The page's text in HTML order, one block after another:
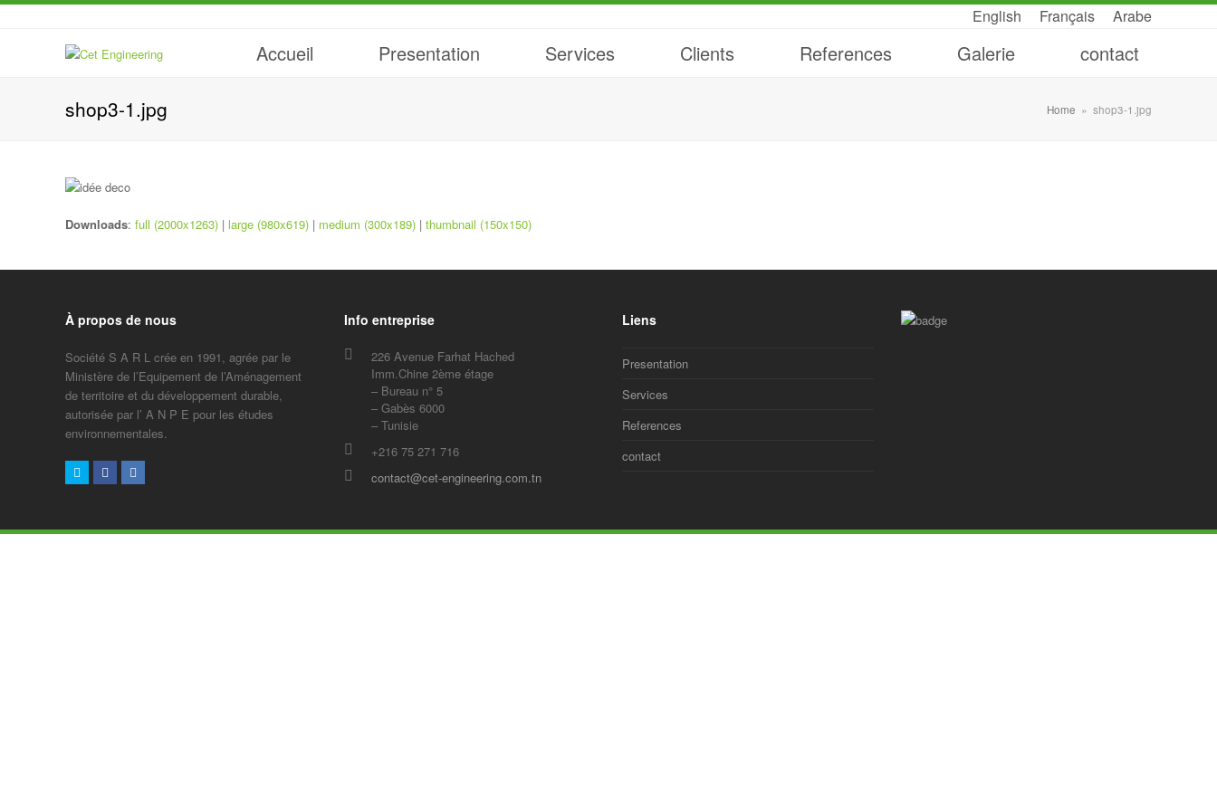
English Français Arabe
Accueil Presentation Services Clients References Galerie contact
shop3-1.jpg Home » shop3-1.jpg
Downloads: full (2000x1263) | large (980x619) | medium (300x189) | thumbnail (150x150)
À propos de nous
Société S A R L crée en 1991, agrée par le
Ministère de l’Equipement de l’Aménagement
de territoire et du développement durable,
autorisée par l’ A N P E pour les études
environnementales.
TwitterFacebookLinkedIn
Info entreprise
226 Avenue Farhat Hached
Imm.Chine 2ème étage
– Bureau n° 5
– Gabès 6000
– Tunisie
+216 75 271 716
contact@cet-engineering.com.tn
Liens
Presentation
Services
References
contact